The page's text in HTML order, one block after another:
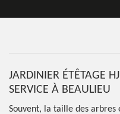
JARDINIER ÉTÊTAGE
SERVICE À BEAULIEU
Souvent, la taille des arbres